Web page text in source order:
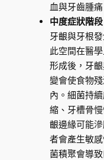
血與牙齒腫痛
中度症狀階段
牙齦與牙根
此空間在醫
形成後，牙
變會使食物
內。細菌持
縮、牙槽骨
齦邊緣可能
者會產生敏
菌積聚會導